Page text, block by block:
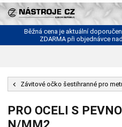
Běžná cena je aktuální
ZDARMA při objednávce
Závitové očko šestihranné pro
PRO OCELI S